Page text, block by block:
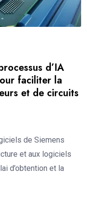
d’IA
faciliter la
et de circuits
de Siemens
et aux logiciels
d’obtention et la